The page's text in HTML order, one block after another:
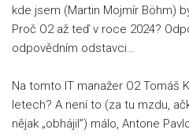
kde jsem (Martin Mojmír Böhm)
Proč O2 až teď v roce 2024?
odpovědním odstavci…
Na tomto IT manažer O2 Tomáš
letech? A není to (za tu mzdu,
nějak „obhájil”) málo, Antone